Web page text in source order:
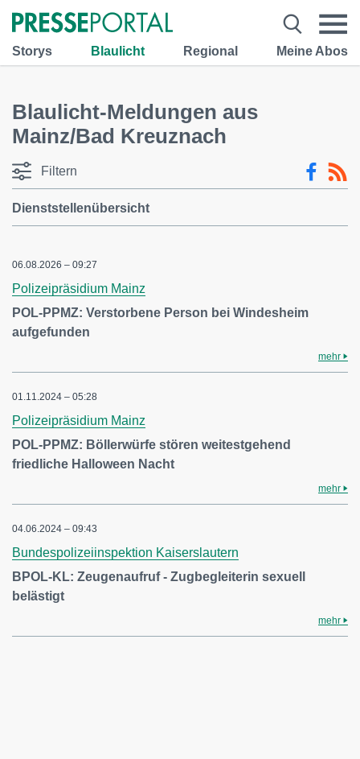
Storys Blaulicht Regional Meine Abos
Blaulicht-Meldungen aus
Mainz/Bad Kreuznach
Filtern
Dienststellenübersicht
06.08.2026 – 09:27
Polizeipräsidium Mainz
POL-PPMZ: Verstorbene Person bei Windesheim
aufgefunden
mehr
01.11.2024 – 05:28
Polizeipräsidium Mainz
POL-PPMZ: Böllerwürfe stören weitestgehend
friedliche Halloween Nacht
mehr
04.06.2024 – 09:43
Bundespolizeiinspektion Kaiserslautern
BPOL-KL: Zeugenaufruf - Zugbegleiterin sexuell
belästigt
mehr